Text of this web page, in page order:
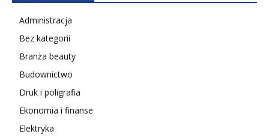
Administracja
Bez kategorii
Branża beauty
Budownictwo
Druk i poligrafia
Ekonomia i finanse
Elektryka